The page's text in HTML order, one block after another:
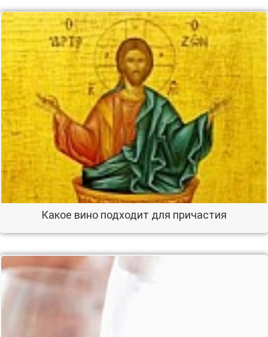
Какое вино подходит для причастия